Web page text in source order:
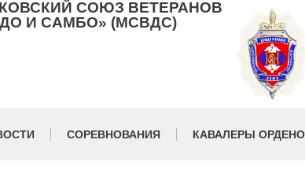
СОЮЗ ВЕТЕРАНОВ
И САМБО» (МСВДС)
СОРЕВНОВАНИЯ КАВАЛЕРЫ